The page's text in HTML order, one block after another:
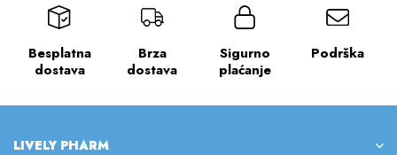
Besplatna
dostava
Brza
dostava
Sigurno
plaćanje
Podrška
LIVELY PHARM